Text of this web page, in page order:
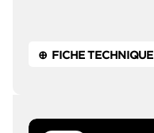
⊕ FICHE TECHNIQUE